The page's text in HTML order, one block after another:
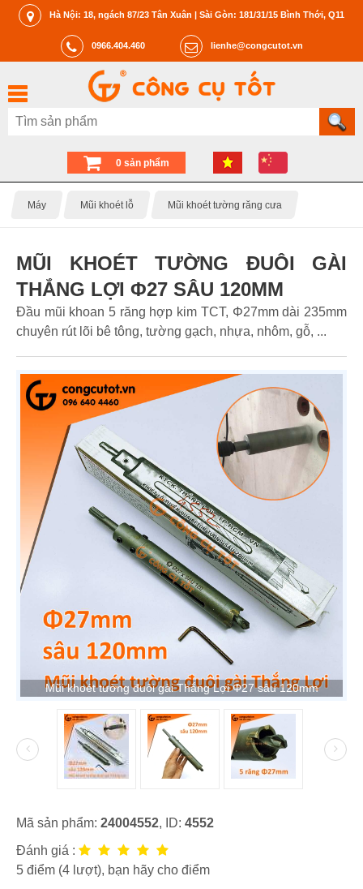
Hà Nội: 18, ngách 87/23 Tân Xuân | Sài Gòn: 181/31/15 Bình Thới, Q11
0966.404.460 lienhe@congcutot.vn
0 sản phẩm
Máy Mũi khoét lỗ Mũi khoét tường răng cưa
MŨI KHOÉT TƯỜNG ĐUÔI GÀI
THẮNG LỢI Φ27 SÂU 120MM
Đầu mũi khoan 5 răng hợp kim TCT, Φ27mm dài 235mm
chuyên rút lõi bê tông, tường gạch, nhựa, nhôm, gỗ, ...
Mũi khoét tường đuôi gài Thắng Lợi Φ27 sâu 120mm
Mã sản phẩm: 24004552, ID: 4552
Đánh giá :
5 điểm (4 lượt), bạn hãy cho điểm